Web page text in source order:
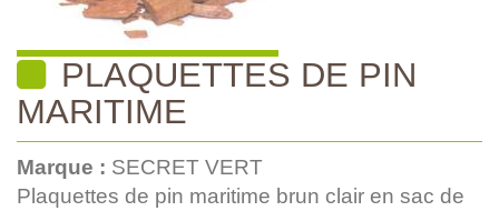
PLAQUETTES DE PIN
MARITIME
Marque : SECRET VERT
Plaquettes de pin maritime brun clair en sac de